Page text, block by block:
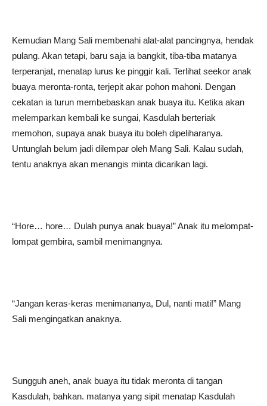
Kemudian Mang Sali membenahi alat-alat pancingnya, hendak
pulang. Akan tetapi, baru saja ia bangkit, tiba-tiba matanya
terperanjat, menatap lurus ke pinggir kali. Terlihat seekor anak
buaya meronta-ronta, terjepit akar pohon mahoni. Dengan
cekatan ia turun membebaskan anak buaya itu. Ketika akan
melemparkan kembali ke sungai, Kasdulah berteriak
memohon, supaya anak buaya itu boleh dipeliharanya.
Untunglah belum jadi dilempar oleh Mang Sali. Kalau sudah,
tentu anaknya akan menangis minta dicarikan lagi.
“Hore… hore… Dulah punya anak buaya!” Anak itu melompat-
lompat gembira, sambil menimangnya.
“Jangan keras-keras menimananya, Dul, nanti mati!” Mang
Sali mengingatkan anaknya.
Sungguh aneh, anak buaya itu tidak meronta di tangan
Kasdulah, bahkan. matanya yang sipit menatap Kasdulah